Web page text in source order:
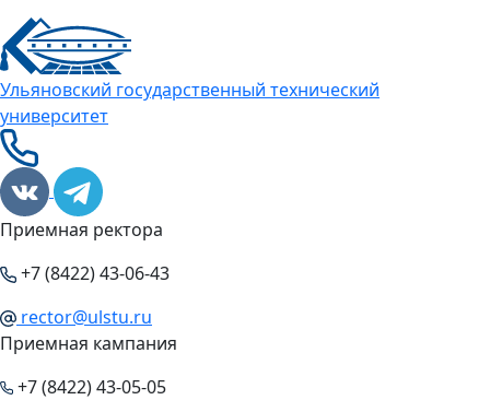
Ульяновский государственный технический
университет
Приемная ректора
+7 (8422) 43-06-43
rector@ulstu.ru
Приемная кампания
+7 (8422) 43-05-05